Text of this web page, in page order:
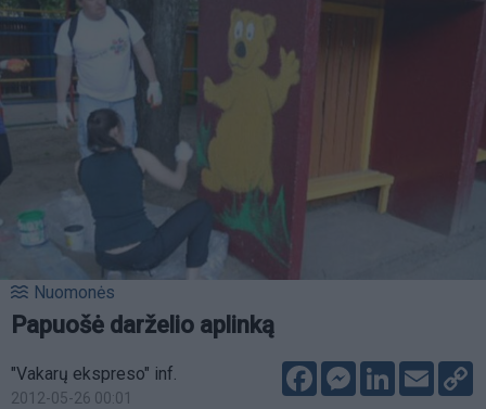
Nuomonės
Papuošė darželio aplinką
"Vakarų ekspreso" inf.
2012-05-26 00:01
FacebookMessenger
LinkedIn
Email